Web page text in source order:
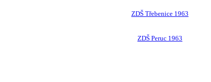
ZDŠ Třebenice 1963
ZDŠ Peruc 1963